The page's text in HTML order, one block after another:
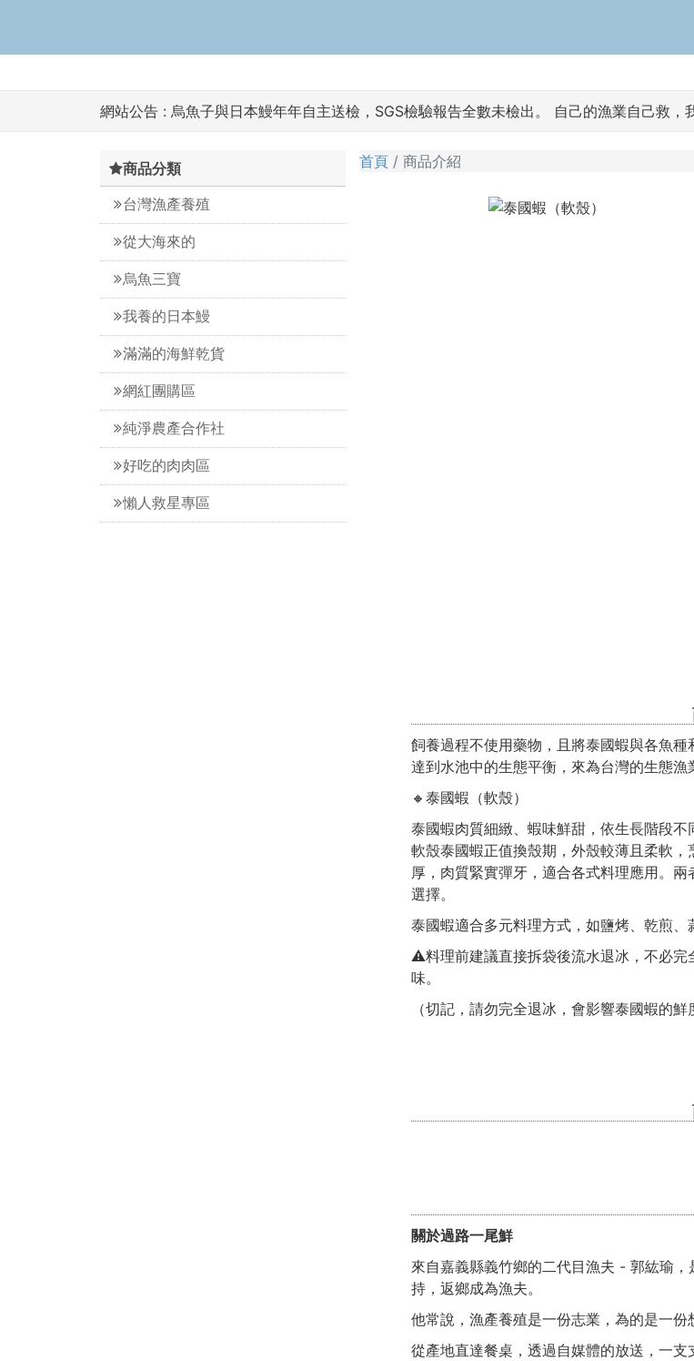
網站公告 : 烏魚子與日本鰻年年自主送檢，SGS檢驗報告全數未檢出。 自己的漁業自己救，
商品分類
台灣漁產養殖
從大海來的
烏魚三寶
我養的日本鰻
滿滿的海鮮乾貨
網紅團購區
純淨農產合作社
好吃的肉肉區
懶人救星專區
首頁 商品介紹
飼養過程不使用藥物，且將泰國蝦與各魚
達到水池中的生態平衡，來為台灣的生態漁
🔸泰國蝦（軟殼）
泰國蝦肉質細緻、蝦味鮮甜，依生長階段不
軟殼泰國蝦正值換殼期，外殼較薄且柔軟
厚，肉質緊實彈牙，適合各式料理應用。
選擇。
泰國蝦適合多元料理方式，如鹽烤、乾煎、
⚠️料理前建議直接拆袋後流水退冰，不必完
味。
（切記，請勿完全退冰，會影響泰國蝦的鮮
關於過路一尾鮮
來自嘉義縣義竹鄉的二代目漁夫 - 郭紘瑜
持，返鄉成為漁夫。
他常說，漁產養殖是一份志業，為的是一份
從產地直達餐桌，透過自媒體的放送，一